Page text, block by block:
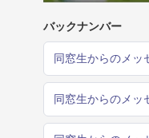
バックナンバー
同窓生からのメッ
同窓生からのメッ